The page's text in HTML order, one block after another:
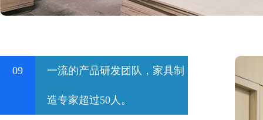
09 一流的产品研发团队，家具制
造专家超过50人。